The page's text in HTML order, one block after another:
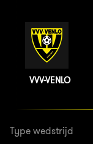
VVV-VENLO
Type wedstrijd